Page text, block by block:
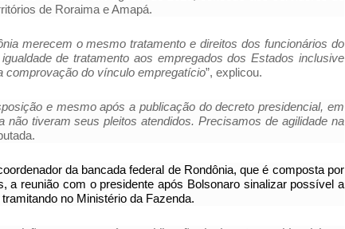
de Roraima e Amapá.
merecem o mesmo tratamento e direitos dos funcionários do
de tratamento aos empregados dos Estados inclusive
comprovação do vínculo empregatício”, explicou.
e mesmo após a publicação do decreto presidencial, em
não tiveram seus pleitos atendidos. Precisamos de agilidade na
da bancada federal de Rondônia, que é composta por
a reunião com o presidente após Bolsonaro sinalizar possível a
no Ministério da Fazenda.